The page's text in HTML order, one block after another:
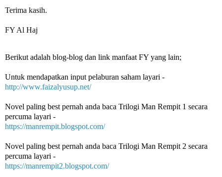
Terima kasih.
FY Al Haj
Berikut adalah blog-blog dan link manfaat FY yang lain;
Untuk mendapatkan input pelaburan saham layari -
http://www.faizalyusup.net/
Novel paling best pernah anda baca Trilogi Man Rempit 1 secara
percuma layari -
https://manrempit.blogspot.com/
Novel paling best pernah anda baca Trilogi Man Rempit 2 secara
percuma layari -
https://manrempit2.blogspot.com/